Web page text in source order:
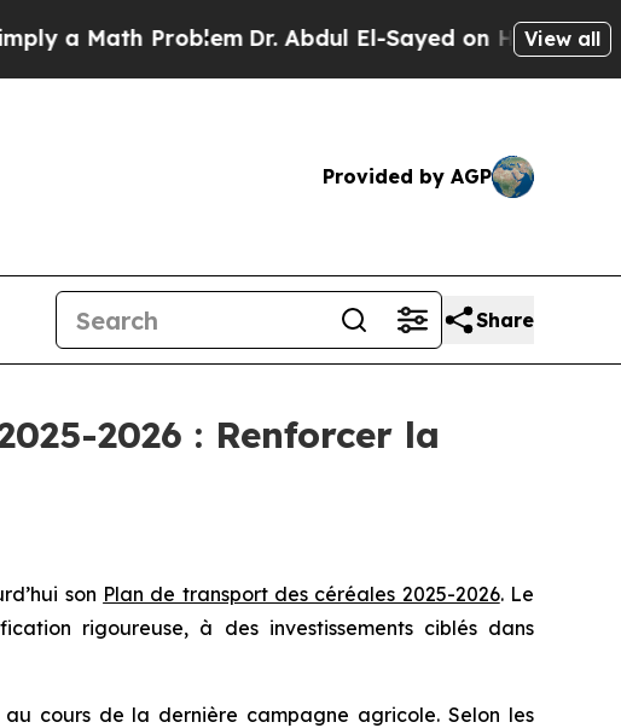
ProblemDr. Abdul El-Sayed on Historic View all
Provided by AGP
Share
2026 : Renforcer la
son Plan de transport des céréales 2025-2026. Le
rigoureuse, à des investissements ciblés dans
cours de la dernière campagne agricole. Selon les